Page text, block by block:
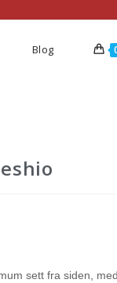
Blog
sett fra siden,